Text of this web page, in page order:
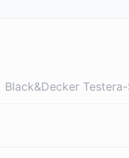
Black&Decker